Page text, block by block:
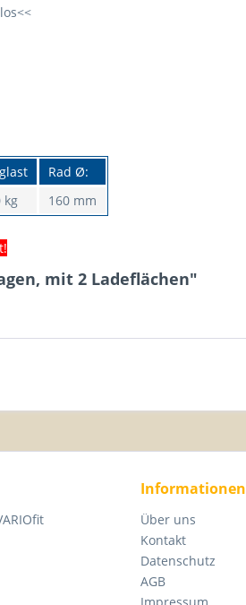
Rad Ø:
kg 160 mm
mit 2 Ladeflächen"
Informationen
Über uns
Kontakt
Datenschutz
AGB